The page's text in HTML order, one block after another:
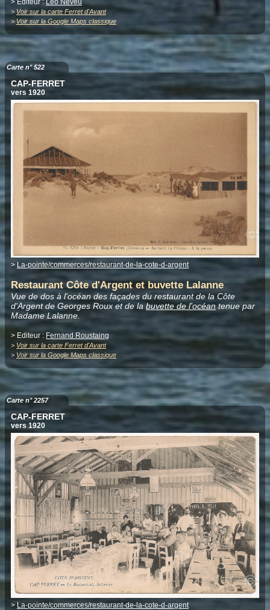
> Editeur : Léo Neveu
> Voir sur la carte Ferret d'Avant
>Voir sur la Google Maps classique
Carte n° 522
CAP-FERRET
vers 1920
> La-pointe/commerces/restaurant-de-la-cote-d-argent
Restaurant Côte d'Argent et buvette Lalanne
Vue de dos à l'océan des façades du restaurant de la Côte
d'Argent de Georges Roux et de labuvette de l'océantenue par
Madame Lalanne.
> Editeur : Fernand Roustaing
> Voir sur la carte Ferret d'Avant
> Voir sur la Google Maps classique
Carte n° 2257
CAP-FERRET
vers 1920
>La-pointe/commerces/restaurant-de-la-cote-d-argent